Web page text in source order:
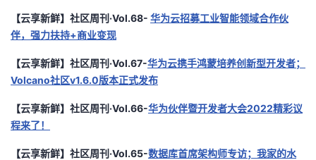
【云享新鲜】社区周刊·Vol.68- 华为云招募工业智能领域合作伙
伴，强力扶持+商业变现
【云享新鲜】社区周刊·Vol.67-华为云携手鸿蒙培养创新型开发者；
Volcano社区v1.6.0版本正式发布
【云享新鲜】社区周刊·Vol.66-华为伙伴暨开发者大会2022精彩议
程来了！
【云享新鲜】社区周刊·Vol.65-数据库首席架构师专访；我家的水